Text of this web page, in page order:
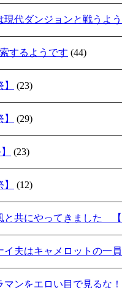
現代ダンジョンと戦うよ
するようです (44)
(23)
(29)
(23)
(12)
と共にやってきました
イ夫はキャメロットの一
マンをエロい目で見るな